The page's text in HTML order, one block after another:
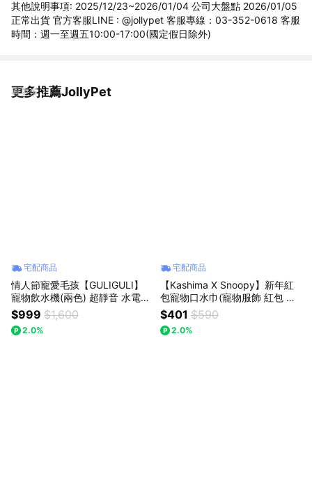
其他說明事項: 2025/12/23~2026/01/04 公司大盤點 2026/01/05
正常出貨 官方客服LINE : @jollypet 客服專線：03-352-0618 客服
時間：週一至週五10:00-17:00(國定假日除外)
更多推薦JollyPet
看更多
宅配商品
情人節寵愛毛孩【GULIGULI】
寵物飲水機(兩色) 超靜音 水電分
離 貓狗通用 寵物飲水機 寵物喝
水 狗喝水 貓咪喝水機
$999 $1,600
2.0%
宅配商品
【Kashima X Snoopy】新年紅
包寵物口水巾(寵物服飾 紅包 過
年 貓狗 寵物紅包袋)台灣唯一經
銷商 正版授權 新年快樂
$401 $590
2.0%